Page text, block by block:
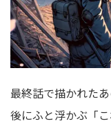
最終話で描かれた
後にふと浮かぶ「